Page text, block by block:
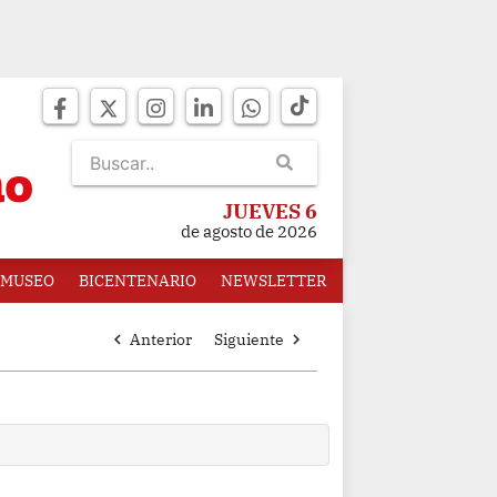
JUEVES 6
de agosto de 2026
MUSEO BICENTENARIO NEWSLETTER
chevron_left Anterior Siguiente chevron_right